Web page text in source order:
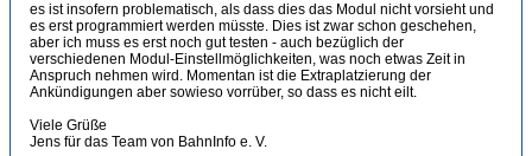
es ist insofern problematisch, als dass dies das Modul nicht vorsieht und
es erst programmiert werden müsste. Dies ist zwar schon geschehen,
aber ich muss es erst noch gut testen - auch bezüglich der
verschiedenen Modul-Einstellmöglichkeiten, was noch etwas Zeit in
Anspruch nehmen wird. Momentan ist die Extraplatzierung der
Ankündigungen aber sowieso vorrüber, so dass es nicht eilt.
Viele Grüße
Jens für das Team von BahnInfo e. V.